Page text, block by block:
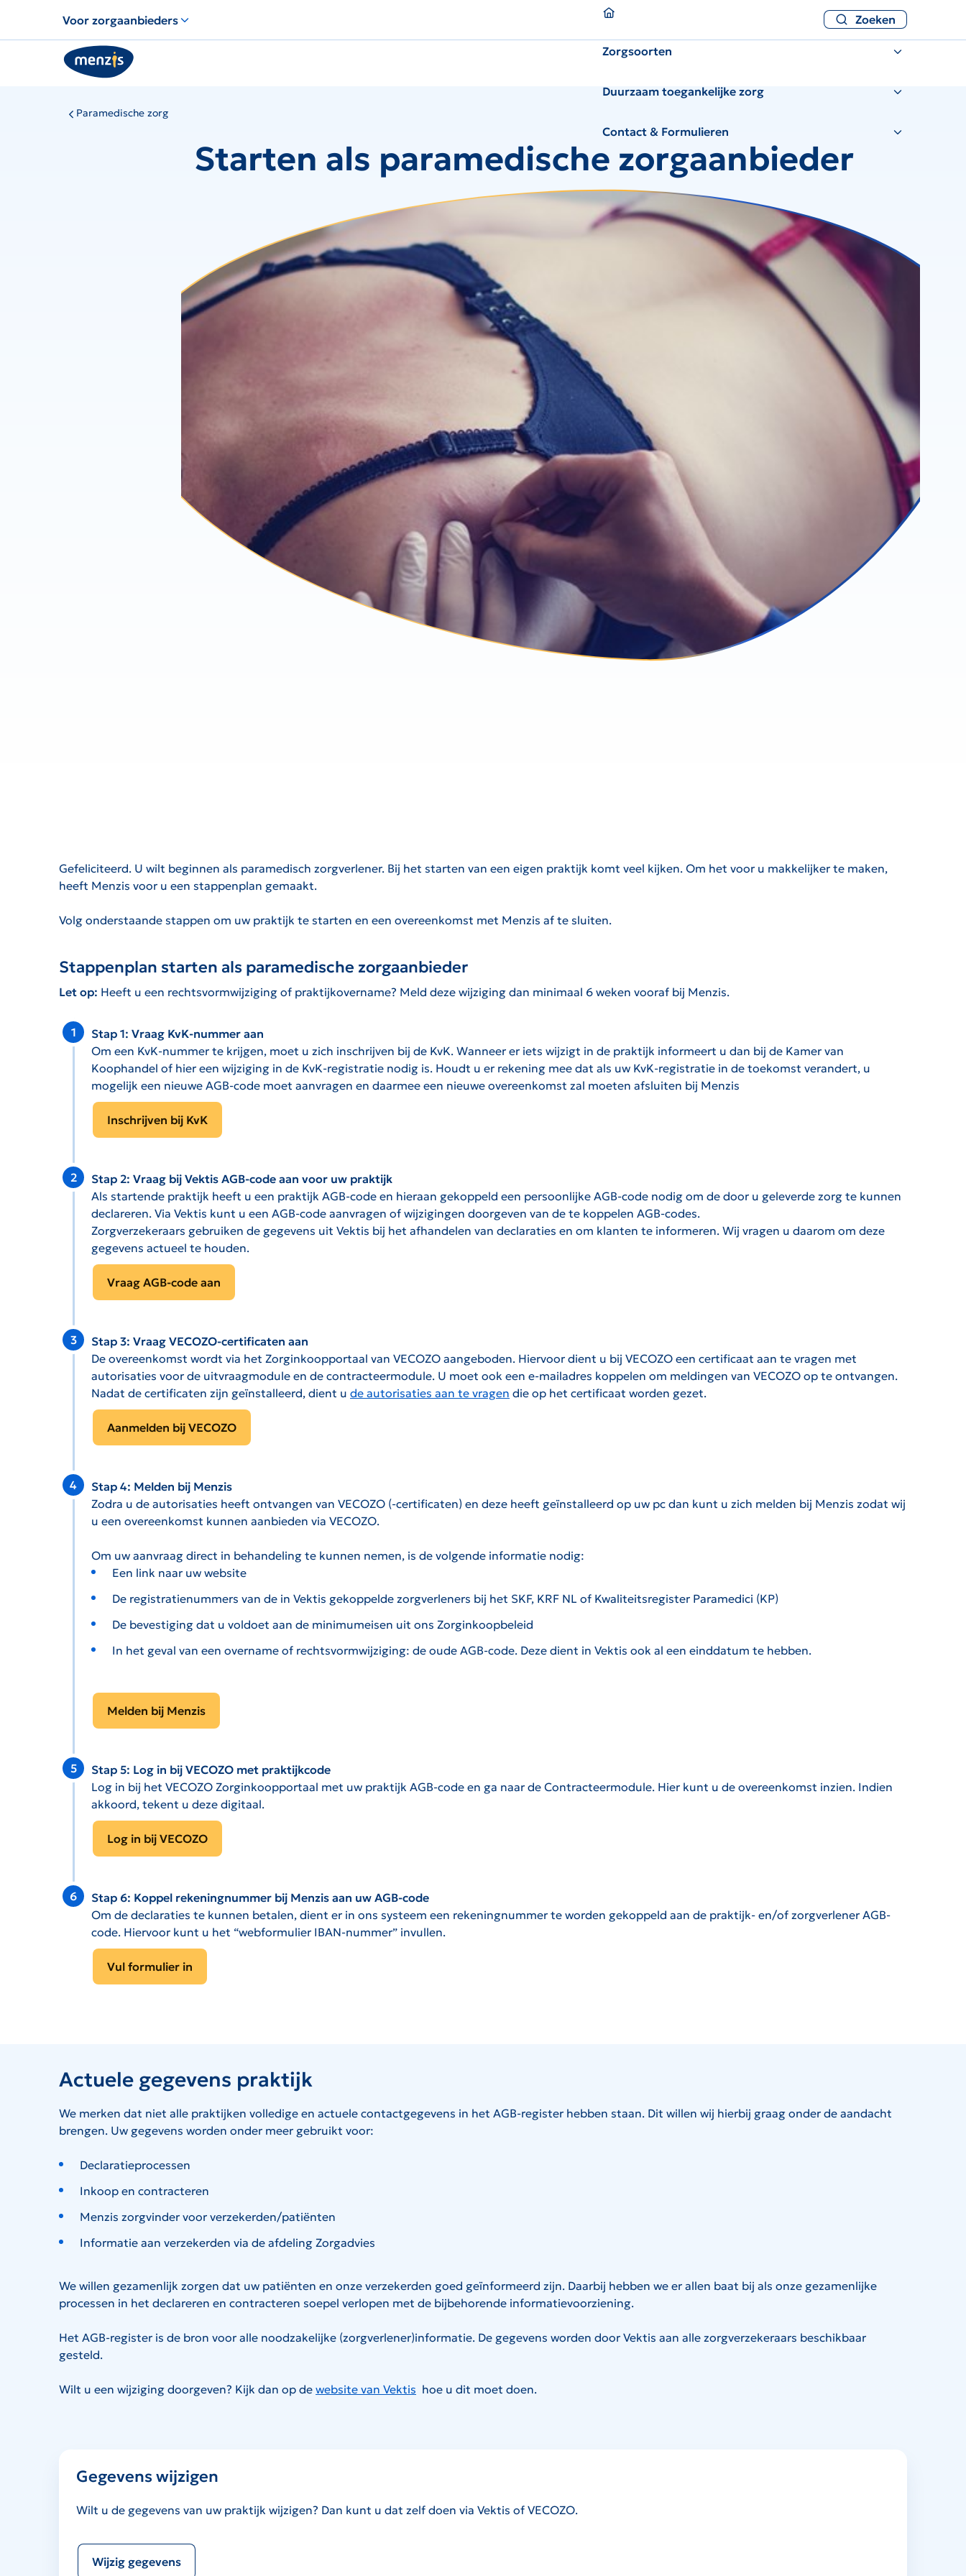
Voor zorgaanbieders Zoeken
Zorgsoorten
Duurzaam toegankelijke zorg
Contact & Formulieren
Paramedische zorg
Starten als paramedische zorgaanbieder
Gefeliciteerd. U wilt beginnen als paramedisch zorgverlener. Bij het starten van een eigen praktijk komt veel kijken. Om het voor u makkelijker te maken,
heeft Menzis voor u een stappenplan gemaakt.
Volg onderstaande stappen om uw praktijk te starten en een overeenkomst met Menzis af te sluiten.
Stappenplan starten als paramedische zorgaanbieder
Let op: Heeft u een rechtsvormwijziging of praktijkovername? Meld deze wijziging dan minimaal 6 weken vooraf bij Menzis.
Stap 1: Vraag KvK-nummer aan
Om een KvK-nummer te krijgen, moet u zich inschrijven bij de KvK. Wanneer er iets wijzigt in de praktijk informeert u dan bij de Kamer van
Koophandel of hier een wijziging in de KvK-registratie nodig is. Houdt u er rekening mee dat als uw KvK-registratie in de toekomst verandert, u
mogelijk een nieuwe AGB-code moet aanvragen en daarmee een nieuwe overeenkomst zal moeten afsluiten bij Menzis
Inschrijven bij KvK
Stap 2: Vraag bij Vektis AGB-code aan voor uw praktijk
Als startende praktijk heeft u een praktijk AGB-code en hieraan gekoppeld een persoonlijke AGB-code nodig om de door u geleverde zorg te kunnen
declareren. Via Vektis kunt u een AGB-code aanvragen of wijzigingen doorgeven van de te koppelen AGB-codes.
Zorgverzekeraars gebruiken de gegevens uit Vektis bij het afhandelen van declaraties en om klanten te informeren. Wij vragen u daarom om deze
gegevens actueel te houden.
Vraag AGB-code aan
Stap 3: Vraag VECOZO-certificaten aan
De overeenkomst wordt via het Zorginkoopportaal van VECOZO aangeboden. Hiervoor dient u bij VECOZO een certificaat aan te vragen met
autorisaties voor de uitvraagmodule en de contracteermodule. U moet ook een e-mailadres koppelen om meldingen van VECOZO op te ontvangen.
Nadat de certificaten zijn geïnstalleerd, dient u de autorisaties aan te vragen die op het certificaat worden gezet.
Aanmelden bij VECOZO
Stap 4: Melden bij Menzis
Zodra u de autorisaties heeft ontvangen van VECOZO (-certificaten) en deze heeft geïnstalleerd op uw pc dan kunt u zich melden bij Menzis zodat wij
u een overeenkomst kunnen aanbieden via VECOZO.
Om uw aanvraag direct in behandeling te kunnen nemen, is de volgende informatie nodig:
Een link naar uw website
De registratienummers van de in Vektis gekoppelde zorgverleners bij het SKF, KRF NL of Kwaliteitsregister Paramedici (KP)
De bevestiging dat u voldoet aan de minimumeisen uit ons Zorginkoopbeleid
In het geval van een overname of rechtsvormwijziging: de oude AGB-code. Deze dient in Vektis ook al een einddatum te hebben.
Melden bij Menzis
Stap 5: Log in bij VECOZO met praktijkcode
Log in bij het VECOZO Zorginkoopportaal met uw praktijk AGB-code en ga naar de Contracteermodule. Hier kunt u de overeenkomst inzien. Indien
akkoord, tekent u deze digitaal.
Log in bij VECOZO
Stap 6: Koppel rekeningnummer bij Menzis aan uw AGB-code
Om de declaraties te kunnen betalen, dient er in ons systeem een rekeningnummer te worden gekoppeld aan de praktijk- en/of zorgverlener AGB-
code. Hiervoor kunt u het “webformulier IBAN-nummer” invullen.
Vul formulier in
Actuele gegevens praktijk
We merken dat niet alle praktijken volledige en actuele contactgegevens in het AGB-register hebben staan. Dit willen wij hierbij graag onder de aandacht
brengen. Uw gegevens worden onder meer gebruikt voor:
Declaratieprocessen
Inkoop en contracteren
Menzis zorgvinder voor verzekerden/patiënten
Informatie aan verzekerden via de afdeling Zorgadvies
We willen gezamenlijk zorgen dat uw patiënten en onze verzekerden goed geïnformeerd zijn. Daarbij hebben we er allen baat bij als onze gezamenlijke
processen in het declareren en contracteren soepel verlopen met de bijbehorende informatievoorziening.
Het AGB-register is de bron voor alle noodzakelijke (zorgverlener)informatie. De gegevens worden door Vektis aan alle zorgverzekeraars beschikbaar
gesteld.
Wilt u een wijziging doorgeven? Kijk dan op de website van Vektis De link zal worden geopend op een nieuwe pagina.
hoe u dit moet doen.
Gegevens wijzigen
Wilt u de gegevens van uw praktijk wijzigen? Dan kunt u dat zelf doen via Vektis of VECOZO.
Wijzig gegevens